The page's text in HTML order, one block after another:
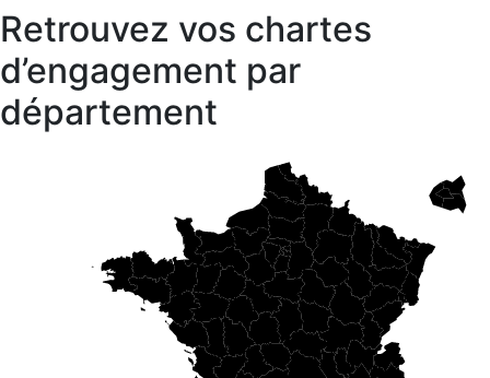
Retrouvez vos chartes
d’engagement par
département